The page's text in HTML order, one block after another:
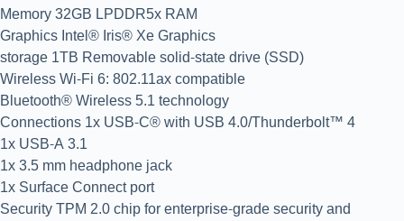
Memory 32GB LPDDR5x RAM
Graphics Intel® Iris® Xe Graphics
storage 1TB Removable solid-state drive (SSD)
Wireless Wi-Fi 6: 802.11ax compatible
Bluetooth® Wireless 5.1 technology
Connections 1x USB-C® with USB 4.0/Thunderbolt™ 4
1x USB-A 3.1
1x 3.5 mm headphone jack
1x Surface Connect port
Security TPM 2.0 chip for enterprise-grade security and